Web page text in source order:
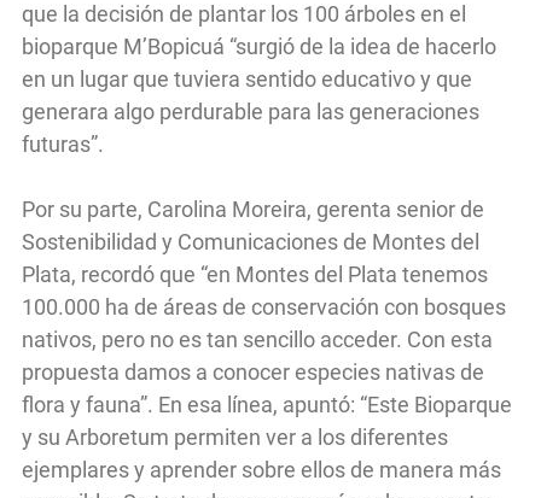
que la decisión de plantar los 100 árboles en el
bioparque M’Bopicuá “surgió de la idea de hacerlo
en un lugar que tuviera sentido educativo y que
generara algo perdurable para las generaciones
futuras”.
Por su parte, Carolina Moreira, gerenta senior de
Sostenibilidad y Comunicaciones de Montes del
Plata, recordó que “en Montes del Plata tenemos
100.000 ha de áreas de conservación con bosques
nativos, pero no es tan sencillo acceder. Con esta
propuesta damos a conocer especies nativas de
flora y fauna”. En esa línea, apuntó: “Este Bioparque
y su Arboretum permiten ver a los diferentes
ejemplares y aprender sobre ellos de manera más